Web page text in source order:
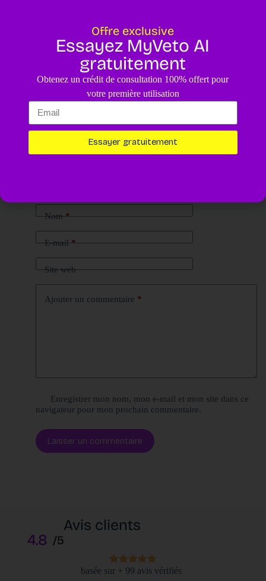
Nom*
E-mail*
Site web
Ajouter un commentaire *
Enregistrer mon nom, mon e-mail et mon site dans ce
navigateur pour mon prochain commentaire.
Laisser un commentaire
Avis clients
4.8 /5
basée sur + 99 avis vérifiés
Offre exclusive
Essayez MyVeto AI
gratuitement
Obtenez un crédit de consultation 100% offert pour
votre première utilisation
Essayer gratuitement